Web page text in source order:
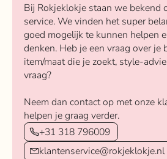
Bij Rokjeklokje staan we bekend
service. We vinden het super
goed mogelijk te kunnen helpen
denken. Heb je een vraag over je
item/maat die je zoekt, style-
vraag?
Neem dan contact op met onze
helpen je graag verder.
+31 318 796009
klantenservice@rokjeklokje.nl